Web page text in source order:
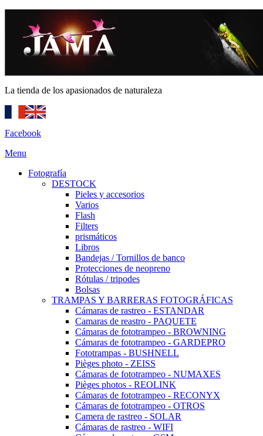
La tienda de los apasionados de naturaleza
Facebook
Menu
Fotografía
DESTOCK
Pieles y accesorios
Varios
Flash
Filters
prismáticos
Libros
Bandejas / Tornillos de banco
Protecciones de neopreno
Rótulas / tripodes
Bolsas
TRAMPAS Y BARRERAS FOTOGRÁFICAS
Cámaras de rastreo - ESTANDAR
Camaras de reastro - PAQUETE
Cámaras de fototrampeo - BROWNING
Cámaras de fototrampeo - GARDEPRO
Fototrampas - BUSHNELL
Pièges photo - ZEISS
Cámaras de fototrampeo - NUMAXES
Pièges photos - REOLINK
Cámaras de fototrampeo - RECONYX
Cámaras de fototrampeo - OTROS
Camera de rastreo - SOLAR
Cámaras de rastreo - WIFI